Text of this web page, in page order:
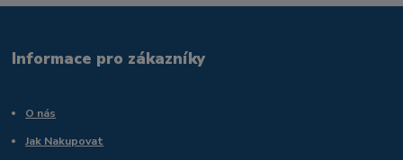
Informace pro zákazníky
O nás
Jak Nakupovat